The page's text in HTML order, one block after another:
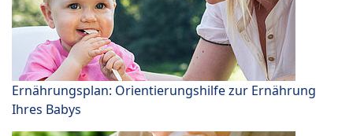
Ernährungsplan: Orientierungshilfe zur Ernährung
Ihres Babys